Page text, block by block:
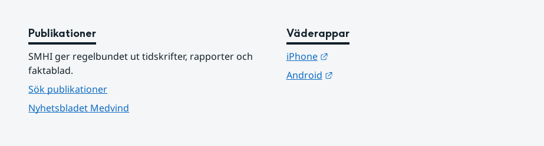
Publikationer
SMHI ger regelbundet ut tidskrifter, rapporter och
faktablad.
Sök publikationer
Nyhetsbladet Medvind
Väderappar
iPhone
Länk till annan webbplats.
Android
Länk till annan webbplats.